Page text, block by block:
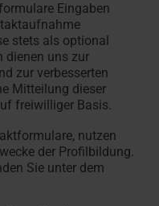
Eingaben
stets als optional
dienen uns zur
zur verbesserten
Mitteilung dieser
freiwilliger Basis.
nutzen
der Profilbildung.
Sie unter dem